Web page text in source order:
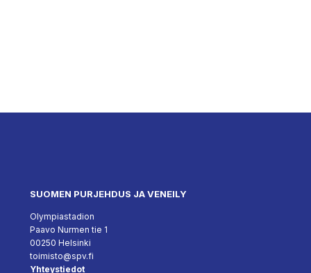
SUOMEN PURJEHDUS JA VENEILY
Olympiastadion
Paavo Nurmen tie 1
00250 Helsinki
toimisto@spv.fi
Yhteystiedot